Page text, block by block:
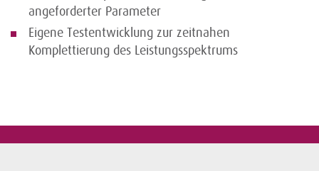
angeforderter Parameter
Eigene Testentwicklung zur zeitnahen
Komplettierung des Leistungsspektrums